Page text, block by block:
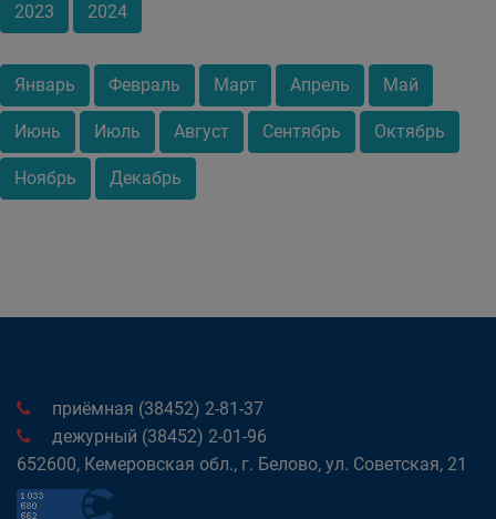
2023 2024
Январь Февраль Март Апрель Май
Июнь Июль Август Сентябрь Октябрь
Ноябрь Декабрь
приёмная (38452) 2-81-37
дежурный (38452) 2-01-96
652600, Кемеровская обл., г. Белово, ул. Советская, 21